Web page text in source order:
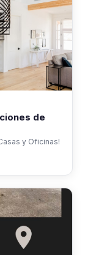
de
y Oficinas!